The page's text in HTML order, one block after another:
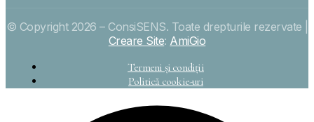
© Copyright 2026 – ConsiSENS. Toate drepturile rezervate |
Creare Site: AmiGio
Termeni și condiții
Politică cookie-uri